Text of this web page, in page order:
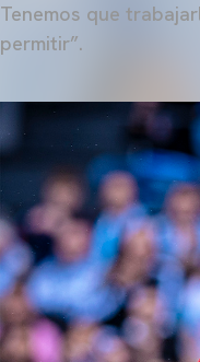
Tenemos que
permitir”.